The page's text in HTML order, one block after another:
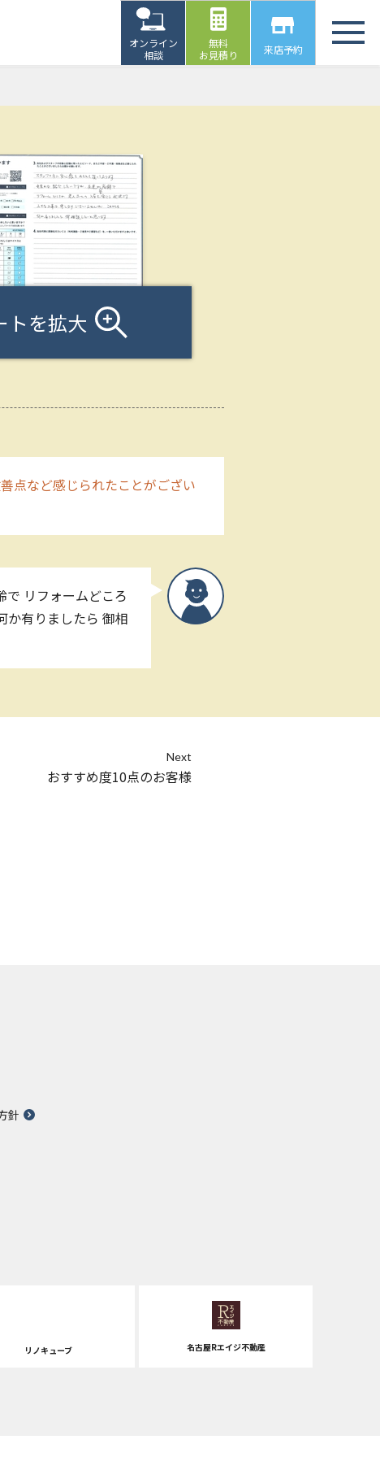
オンライン
相談
無料
お見積り
来店予約
トを拡大
点など感じられたことがござい
で リフォームどころ
か有りましたら 御相
Next
おすすめ度10点のお客様
針
リノキューブ 名古屋Rエイジ不動産